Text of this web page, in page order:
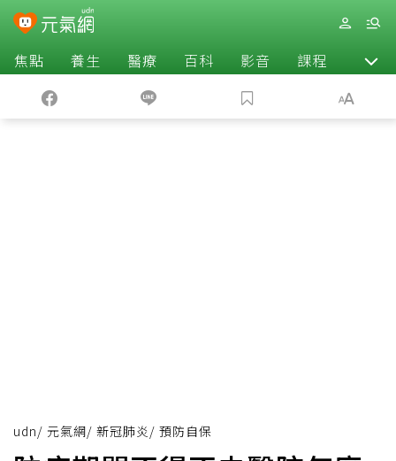
焦點 養生 醫療 百科 影音 課程 退休
udn/ 元氣網/ 新冠肺炎 / 預防自保